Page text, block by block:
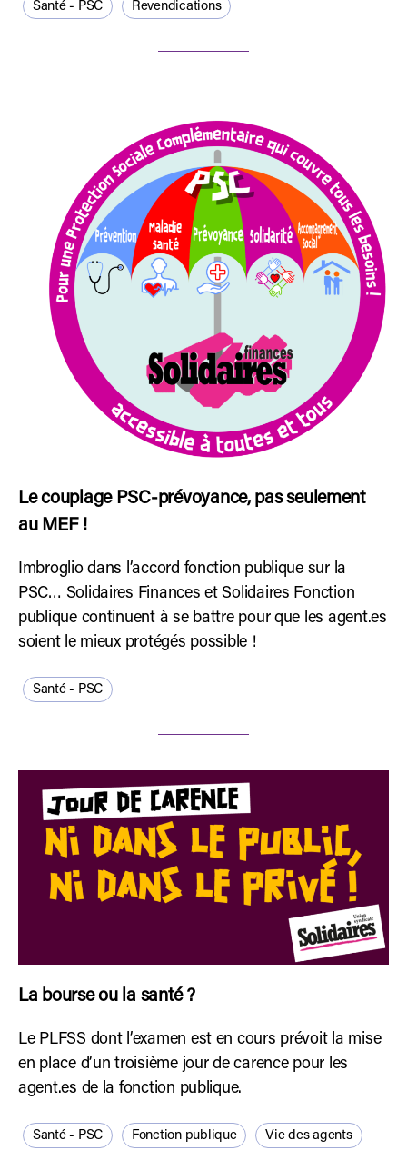
Santé - PSC Revendications
Le couplage PSC-prévoyance, pas seulement
au MEF !
Imbroglio dans l’accord fonction publique sur la
PSC… Solidaires Finances et Solidaires Fonction
publique continuent à se battre pour que les agent.es
soient le mieux protégés possible !
Santé - PSC
La bourse ou la santé ?
Le PLFSS dont l’examen est en cours prévoit la mise
en place d’un troisième jour de carence pour les
agent.es de la fonction publique.
Santé - PSC Fonction publique Vie des agents